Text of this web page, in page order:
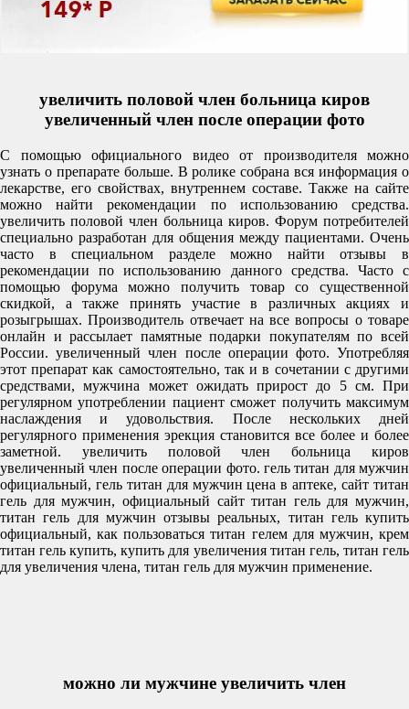
увеличить половой член больница киров
увеличенный член после операции фото
С помощью официального видео от производителя можно
узнать о препарате больше. В ролике собрана вся информация о
лекарстве, его свойствах, внутреннем составе. Также на сайте
можно найти рекомендации по использованию средства.
увеличить половой член больница киров. Форум потребителей
специально разработан для общения между пациентами. Очень
часто в специальном разделе можно найти отзывы в
рекомендации по использованию данного средства. Часто с
помощью форума можно получить товар со существенной
скидкой, а также принять участие в различных акциях и
розыгрышах. Производитель отвечает на все вопросы о товаре
онлайн и рассылает памятные подарки покупателям по всей
России. увеличенный член после операции фото. Употребляя
этот препарат как самостоятельно, так и в сочетании с другими
средствами, мужчина может ожидать прирост до 5 см. При
регулярном употреблении пациент сможет получить максимум
наслаждения и удовольствия. После нескольких дней
регулярного применения эрекция становится все более и более
заметной. увеличить половой член больница киров
увеличенный член после операции фото. гель титан для мужчин
официальный, гель титан для мужчин цена в аптеке, сайт титан
гель для мужчин, официальный сайт титан гель для мужчин,
титан гель для мужчин отзывы реальных, титан гель купить
официальный, как пользоваться титан гелем для мужчин, крем
титан гель купить, купить для увеличения титан гель, титан гель
для увеличения члена, титан гель для мужчин применение.
можно ли мужчине увеличить член